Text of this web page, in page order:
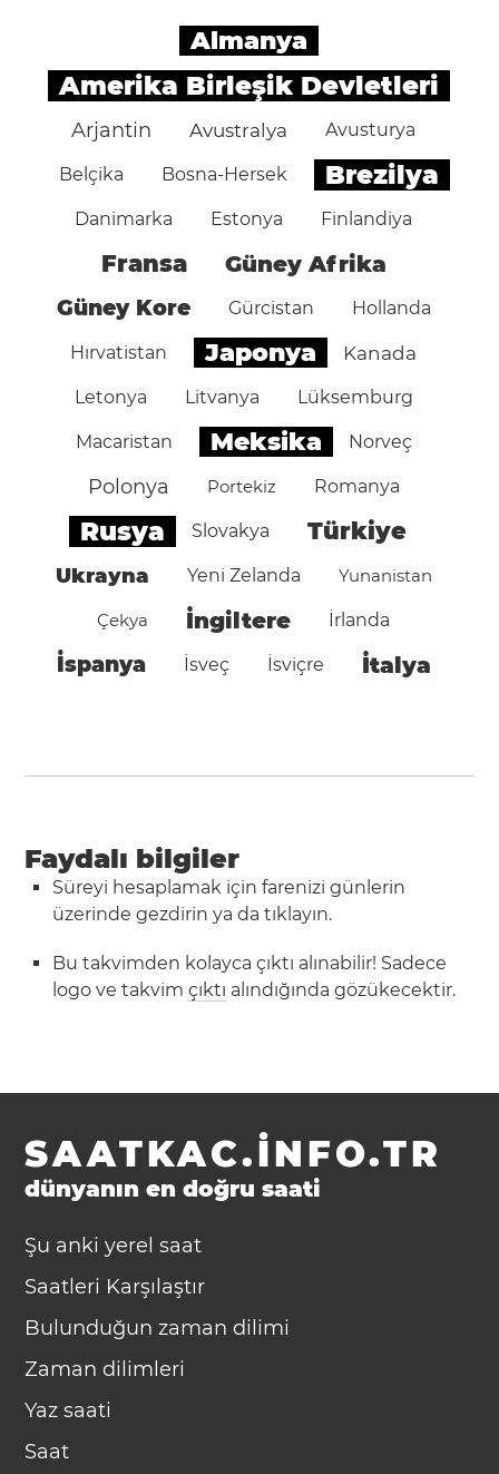
Almanya
Amerika Birleşik Devletleri
Arjantin Avustralya Avusturya
Belçika Bosna-Hersek Brezilya
Danimarka Estonya Finlandiya
Fransa Güney Afrika
Güney Kore Gürcistan Hollanda
Hırvatistan Japonya Kanada
Letonya Litvanya Lüksemburg
Macaristan Meksika Norveç
Polonya Portekiz Romanya
Rusya Slovakya Türkiye
Ukrayna Yeni Zelanda Yunanistan
Çekya İngiltere İrlanda
İspanya İsveç İsviçre İtalya
Faydalı bilgiler
Süreyi hesaplamak için farenizi günlerin
üzerinde gezdirin ya da tıklayın.
Bu takvimden kolayca çıktı alınabilir! Sadece
logo ve takvimçıktı alındığında gözükecektir.
SAATKAC.INFO.TR
dünyanın en doğru saati
Şu anki yerel saat
Saatleri Karşılaştır
Bulunduğun zaman dilimi
Zaman dilimleri
Yaz saati
Saat